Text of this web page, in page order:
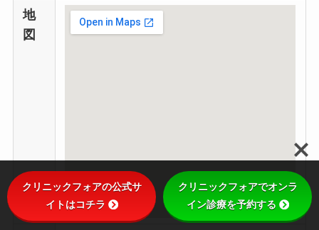
地
図
クリニックフォアの公式サ
イトはコチラ
クリニックフォアでオンラ
イン診療を予約する